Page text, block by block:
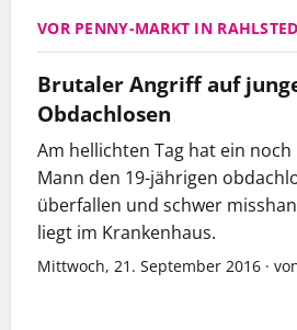
VOR PENNY-MARKT IN
Brutaler Angriff auf
Obdachlosen
Am hellichten Tag hat ein
Mann den 19-jährigen
überfallen und schwer
liegt im Krankenhaus.
Mittwoch, 21. September 2016 ·